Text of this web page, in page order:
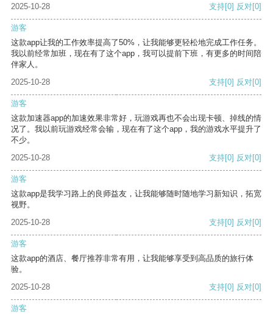
2025-10-28
支持[0] 反对[0]
游客
这款app让我的工作效率提高了50%，让我能够更轻松地完成工作任务。
我以前经常加班，现在有了这个app，我可以提前下班，有更多的时间陪
伴家人。
2025-10-28
支持[0] 反对[0]
游客
这款加速器app的加速效果非常好，玩游戏再也不会出现卡顿、掉线的情
况了。我以前玩游戏经常会输，现在有了这个app，我的游戏水平提升了
不少。
2025-10-28
支持[0] 反对[0]
游客
这款app是我学习路上的良师益友，让我能够随时随地学习新知识，拓宽
视野。
2025-10-28
支持[0] 反对[0]
游客
这款app的酒店、餐厅推荐非常有用，让我能够享受到高品质的旅行体
验。
2025-10-28
支持[0] 反对[0]
游客